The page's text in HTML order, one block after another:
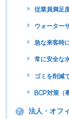
従業員満足
ウォーター
急な来客時
常に安全な
ゴミを削減
BCP対策（
7.
法人・オフ